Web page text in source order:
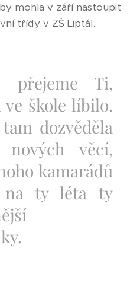
mohla v září nastoupit
třídy v ZŠ Liptál. ♥
přejeme Ti,
ve škole líbilo.
dozvěděla
nových věcí,
kamarádů
na ty léta ty